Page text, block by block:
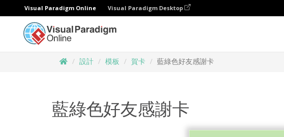
Visual Paradigm Online Visual Paradigm Desktop
設計 模板 賀卡 藍綠色好友感謝卡
藍綠色好友感謝卡